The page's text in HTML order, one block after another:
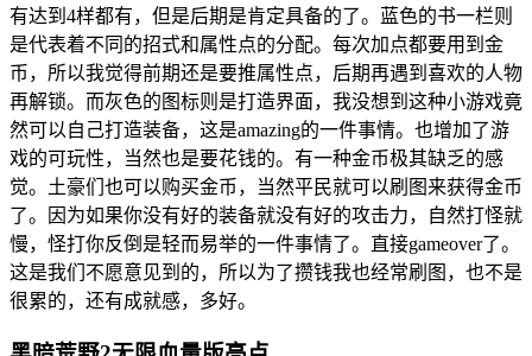
有达到4样都有，但是后期是肯定具备的了。蓝色的书一栏则
是代表着不同的招式和属性点的分配。每次加点都要用到金
币，所以我觉得前期还是要推属性点，后期再遇到喜欢的人物
再解锁。而灰色的图标则是打造界面，我没想到这种小游戏竟
然可以自己打造装备，这是amazing的一件事情。也增加了游
戏的可玩性，当然也是要花钱的。有一种金币极其缺乏的感
觉。土豪们也可以购买金币，当然平民就可以刷图来获得金币
了。因为如果你没有好的装备就没有好的攻击力，自然打怪就
慢，怪打你反倒是轻而易举的一件事情了。直接gameover了。
这是我们不愿意见到的，所以为了攒钱我也经常刷图，也不是
很累的，还有成就感，多好。